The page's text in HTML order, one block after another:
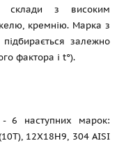
склади з високим
кремнію. Марка з
залежно
фактора і t°).
6 наступних марок:
12Х18Н9, 304 AISI